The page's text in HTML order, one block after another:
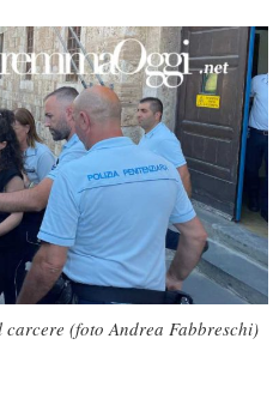
(foto Andrea Fabbreschi)